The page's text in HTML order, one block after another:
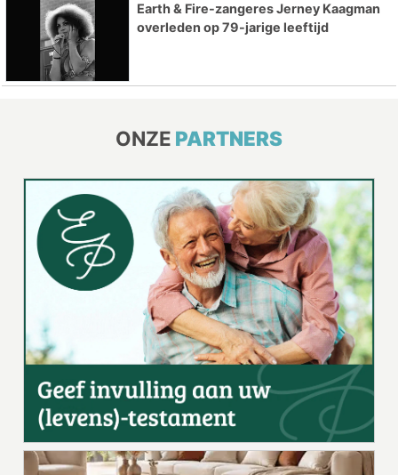
Earth & Fire-zangeres Jerney Kaagman
overleden op 79-jarige leeftijd
ONZE PARTNERS